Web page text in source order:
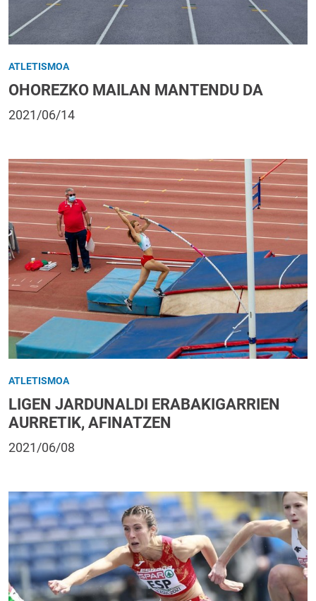
ATLETISMOA
OHOREZKO MAILAN MANTENDU DA
2021/06/14
ATLETISMOA
LIGEN JARDUNALDI ERABAKIGARRIEN
AURRETIK, AFINATZEN
2021/06/08